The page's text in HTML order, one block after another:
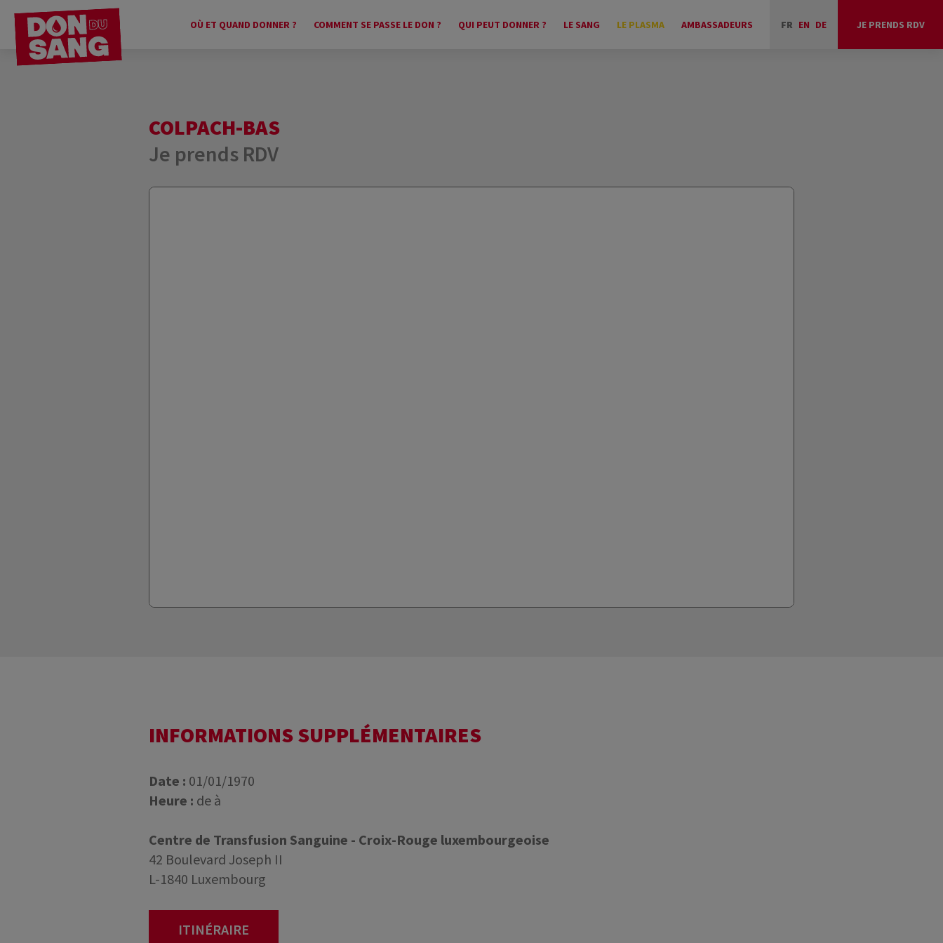
OÙ ET QUAND DONNER ? COMMENT SE PASSE LE DON ? QUI PEUT DONNER ? LE SANG LE PLASMA AMBASSADEURS FR EN DE JE PRENDS RDV
COLPACH-BAS
Je prends RDV
INFORMATIONS SUPPLÉMENTAIRES
Date : 01/01/1970
Heure : de à
Centre de Transfusion Sanguine - Croix-Rouge luxembourgeoise
42 Boulevard Joseph II
L-1840 Luxembourg
ITINÉRAIRE